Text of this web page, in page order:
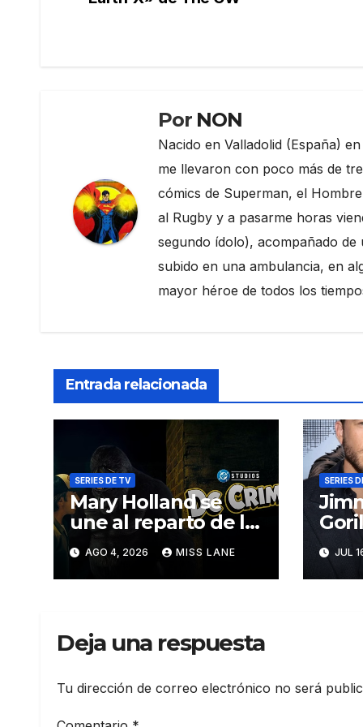
Por NON
Nacido en Valladolid (España)
me llevaron con poco más de
cómics de Superman, el
al Rugby y a pasarme horas
segundo ídolo), acompañado
subido en una ambulancia, en
mayor héroe de todos los
Entrada relacionada
SERIES DE TV
Mary Holland se
une al reparto de la
serie de DC sobre
Jimmy Olsen
AGO 4, 2026 MISS LANE
SERIES
DC
JUL
Deja una respuesta
Tu dirección de correo electrónico no será